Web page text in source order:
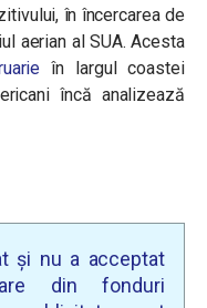
în încercarea de
aerian al SUA. Acesta
în largul coastei
încă analizează
și nu a acceptat
din fonduri